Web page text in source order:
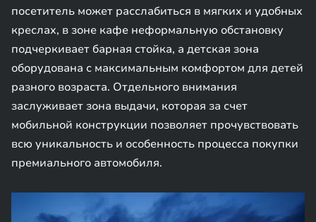
посетитель может расслабиться в мягких и удобных
креслах, в зоне кафе неформальную обстановку
подчеркивает барная стойка, а детская зона
оборудована с максимальным комфортом для детей
разного возраста. Отдельного внимания
заслуживает зона выдачи, которая за счет
мобильной конструкции позволяет прочувствовать
всю уникальность и особенность процесса покупки
премиального автомобиля.